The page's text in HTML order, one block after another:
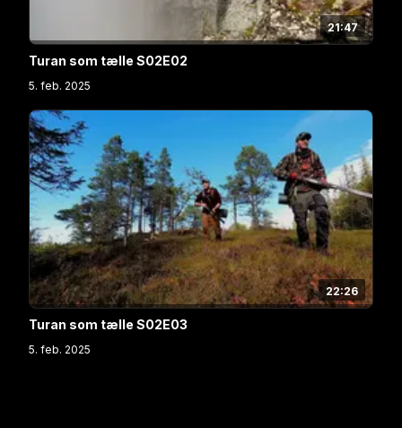
21:47
Turan som tælle S02E02
5. feb. 2025
22:26
Turan som tælle S02E03
5. feb. 2025